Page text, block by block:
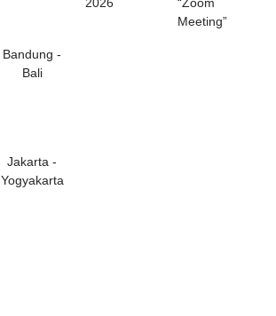
2026
“Zoom
Meeting”
Bandung -
Bali
Jakarta -
Yogyakarta